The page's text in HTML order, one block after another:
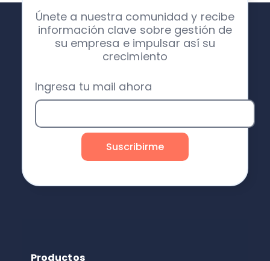
Únete a nuestra comunidad y recibe
información clave sobre gestión de
su empresa e impulsar así su
crecimiento
Ingresa tu mail ahora
Productos